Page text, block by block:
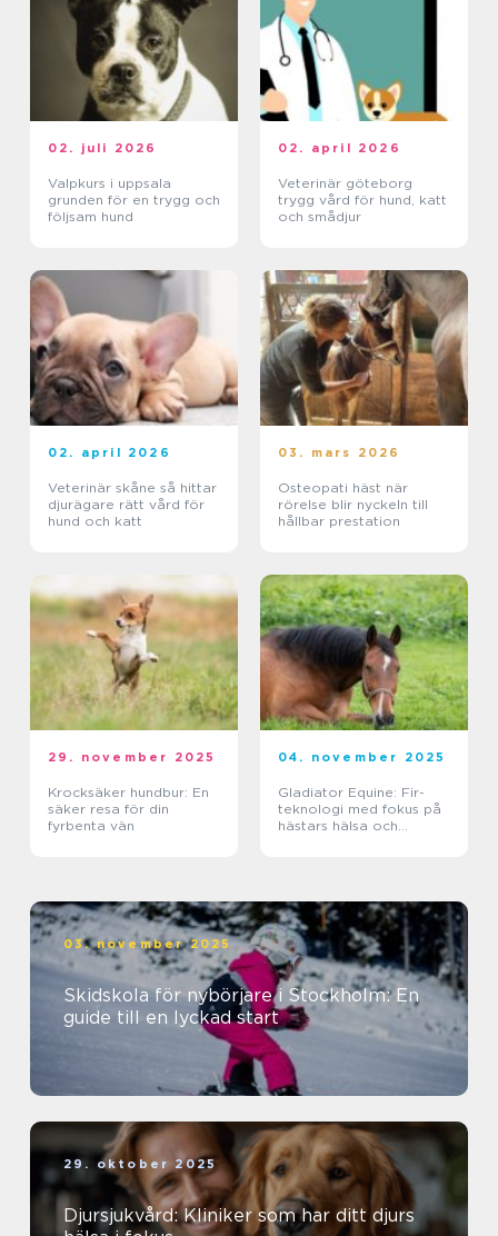
02. juli 2026
Valpkurs i uppsala
grunden för en trygg och
följsam hund
02. april 2026
Veterinär göteborg
trygg vård för hund, katt
och smådjur
02. april 2026
Veterinär skåne så hittar
djurägare rätt vård för
hund och katt
03. mars 2026
Osteopati häst när
rörelse blir nyckeln till
hållbar prestation
29. november 2025
Krocksäker hundbur: En
säker resa för din
fyrbenta vän
04. november 2025
Gladiator Equine: Fir-
teknologi med fokus på
hästars hälsa och
03. november 2025
Skidskola för nybörjare i Stockholm: En
guide till en lyckad start
29. oktober 2025
Djursjukvård: Kliniker som har ditt djurs